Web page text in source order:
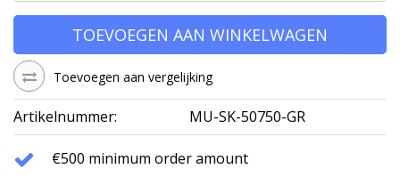
TOEVOEGEN AAN WINKELWAGEN
Toevoegen aan vergelijking
Artikelnummer: MU-SK-50750-GR
€500 minimum order amount